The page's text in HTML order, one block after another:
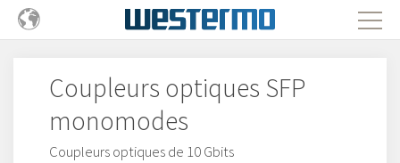
Coupleurs optiques SFP
monomodes
Coupleurs optiques de 10 Gbits